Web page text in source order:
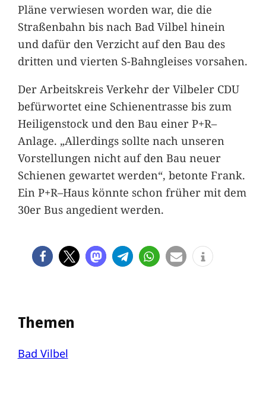
Pläne verwiesen worden war, die die
Straßenbahn bis nach Bad Vilbel hinein
und dafür den Verzicht auf den Bau des
dritten und vierten S-Bahngleises vorsahen.
Der Arbeitskreis Verkehr der Vilbeler CDU
befürwortet eine Schienentrasse bis zum
Heiligenstock und den Bau einer P+R–
Anlage. „Allerdings sollte nach unseren
Vorstellungen nicht auf den Bau neuer
Schienen gewartet werden“, betonte Frank.
Ein P+R–Haus könnte schon früher mit dem
30er Bus angedient werden.
Themen
Bad Vilbel